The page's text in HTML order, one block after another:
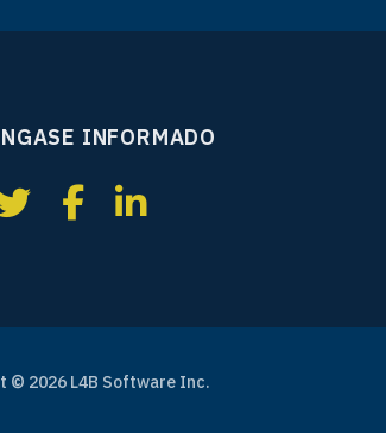
INFORMADO
© 2026 L4B Software Inc.